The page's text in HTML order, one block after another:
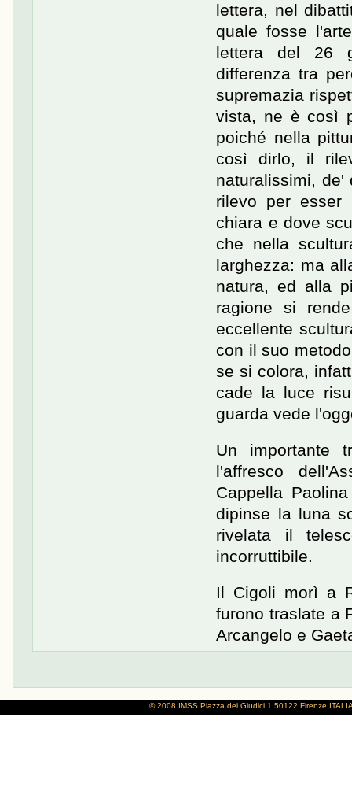
lettera, nel
quale fosse
lettera del 26
differenza tra
supremazia
vista, ne è così
poiché nella
così dirlo, il
naturalissimi,
rilevo per esser
chiara e dove
che nella
larghezza: ma
natura, ed alla
ragione si
eccellente
con il suo
se si colora,
cade la luce
guarda vede
Un importante
l'affresco
Cappella
dipinse la luna
rivelata il
incorruttibile.
Il Cigoli morì a
furono traslate a
Arcangelo e
© 2008 IMSS Piazza dei Giudici 1 50122 Firenze